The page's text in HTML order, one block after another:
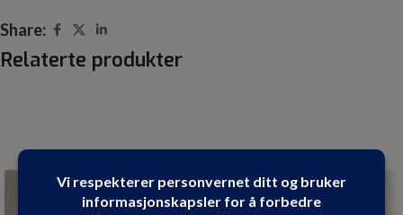
Share:
Relaterte produkter